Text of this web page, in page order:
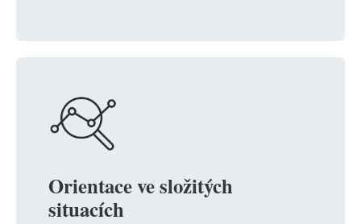
Orientace ve složitých
situacích